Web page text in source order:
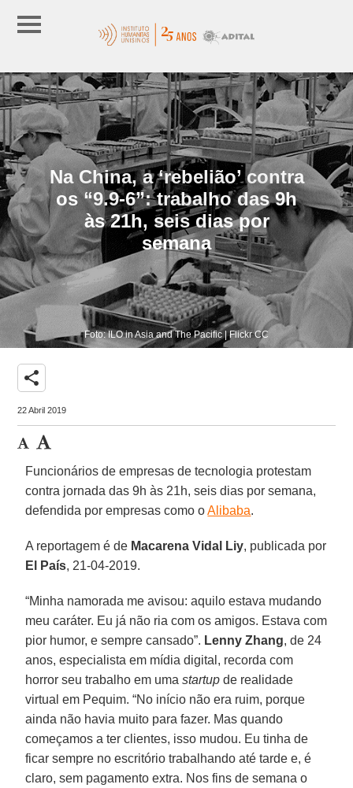
Na China, a ‘rebelião’ contra
os “9.9-6”: trabalho das 9h
às 21h, seis dias por
semana
Foto: ILO in Asia and The Pacific | Flickr CC
share
22 Abril 2019
Funcionários de empresas de tecnologia protestam
contra jornada das 9h às 21h, seis dias por semana,
defendida por empresas como oAlibaba.
A reportagem é de Macarena Vidal Liy, publicada por
El País, 21-04-2019.
“Minha namorada me avisou: aquilo estava mudando
meu caráter. Eu já não ria com os amigos. Estava com
pior humor, e sempre cansado”. Lenny Zhang, de 24
anos, especialista em mídia digital, recorda com
horror seu trabalho em umastartup de realidade
virtual em Pequim. “No início não era ruim, porque
ainda não havia muito para fazer. Mas quando
começamos a ter clientes, isso mudou. Eu tinha de
ficar sempre no escritório trabalhando até tarde e, é
claro, sem pagamento extra. Nos fins de semana o